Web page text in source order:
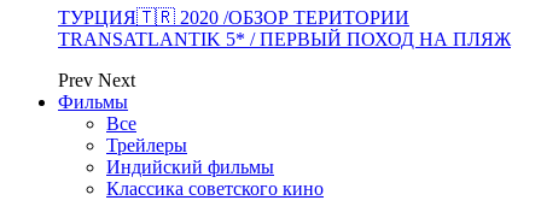
ТУРЦИЯ🇹🇷 2020 /ОБЗОР ТЕРИТОРИИ
TRANSATLANTIK 5* / ПЕРВЫЙ ПОХОД НА ПЛЯЖ
Prev Next
Фильмы
Все
Трейлеры
Индийский фильмы
Классика советского кино